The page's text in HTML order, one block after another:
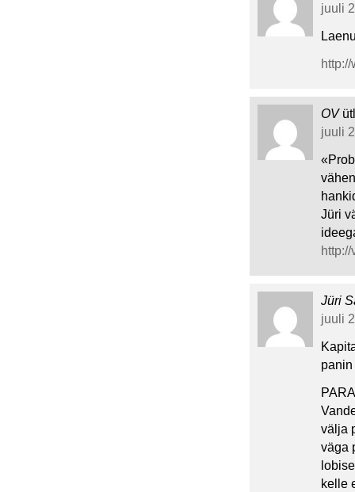
juuli
OV
juuli
Jüri
Jüri
juuli
välja
väga
kelle